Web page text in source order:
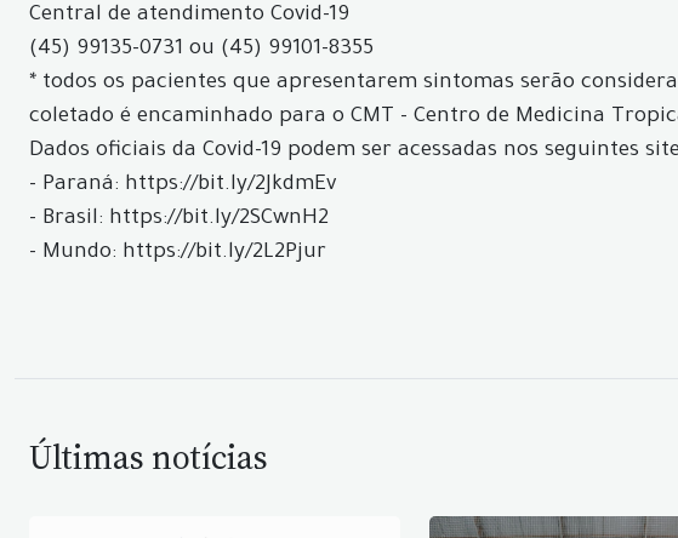
Central de atendimento Covid-19
(45) 99135-0731 ou (45) 99101-8355
* todos os pacientes que apresentarem sintomas serão
coletado é encaminhado para o CMT - Centro de Medicina
Dados oficiais da Covid-19 podem ser acessadas nos seguintes
- Paraná: https://bit.ly/2JkdmEv
- Brasil: https://bit.ly/2SCwnH2
- Mundo: https://bit.ly/2L2Pjur
Últimas notícias